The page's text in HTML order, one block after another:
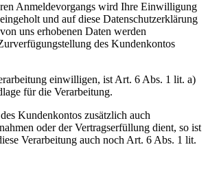
Anmeldevorgangs wird Ihre Einwilligung
und auf diese Datenschutzerklärung
uns erhobenen Daten werden
des Kundenkontos
einwilligen, ist Art. 6 Abs. 1 lit. a)
für die Verarbeitung.
Kundenkontos zusätzlich auch
oder der Vertragserfüllung dient, so ist
Verarbeitung auch noch Art. 6 Abs. 1 lit.